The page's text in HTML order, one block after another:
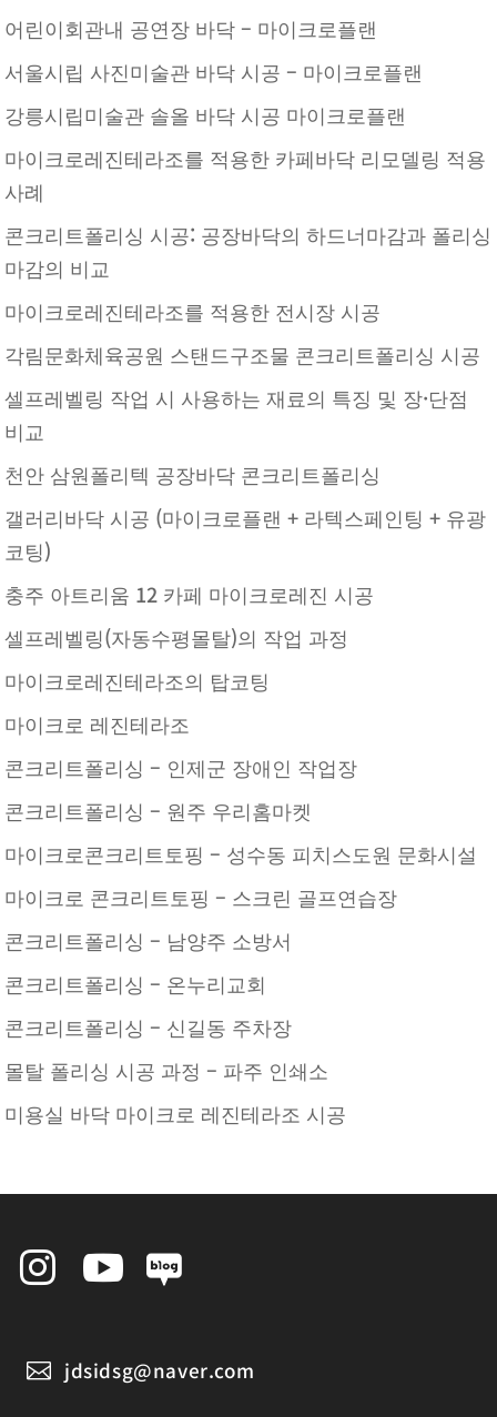
어린이회관내 공연장 바닥 – 마이크로플랜
서울시립 사진미술관 바닥 시공 – 마이크로플랜
강릉시립미술관 솔올 바닥 시공 마이크로플랜
마이크로레진테라조를 적용한 카페바닥 리모델링 적용
사례
콘크리트폴리싱 시공: 공장바닥의 하드너마감과 폴리싱
마감의 비교
마이크로레진테라조를 적용한 전시장 시공
각림문화체육공원 스탠드구조물 콘크리트폴리싱 시공
셀프레벨링 작업 시 사용하는 재료의 특징 및 장·단점
비교
천안 삼원폴리텍 공장바닥 콘크리트폴리싱
갤러리바닥 시공 (마이크로플랜 + 라텍스페인팅 + 유광
코팅)
충주 아트리움 12 카페 마이크로레진 시공
셀프레벨링(자동수평몰탈)의 작업 과정
마이크로레진테라조의 탑코팅
마이크로 레진테라조
콘크리트폴리싱 – 인제군 장애인 작업장
콘크리트폴리싱 – 원주 우리홈마켓
마이크로콘크리트토핑 – 성수동 피치스도원 문화시설
마이크로 콘크리트토핑 – 스크린 골프연습장
콘크리트폴리싱 – 남양주 소방서
콘크리트폴리싱 – 온누리교회
콘크리트폴리싱 – 신길동 주차장
몰탈 폴리싱 시공 과정 – 파주 인쇄소
미용실 바닥 마이크로 레진테라조 시공
 
 jdsidsg@naver.com